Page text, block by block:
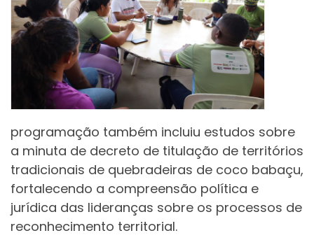
programação também incluiu estudos sobre
a minuta de decreto de titulação de territórios
tradicionais de quebradeiras de coco babaçu,
fortalecendo a compreensão política e
jurídica das lideranças sobre os processos de
reconhecimento territorial.